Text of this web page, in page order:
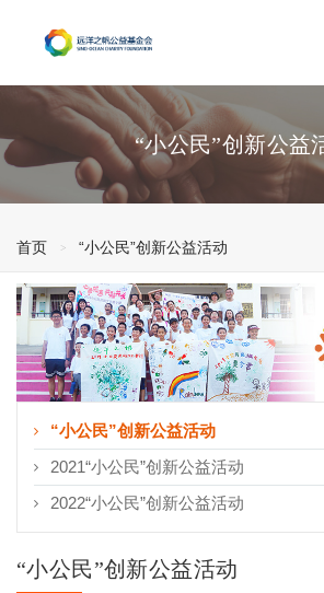
“小公民”创新公益
首页 “小公民”创新公益活动
“小公民”创新公益活动
2021“小公民”创新公益活动
2022“小公民”创新公益活动
“小公民”创新公益活动